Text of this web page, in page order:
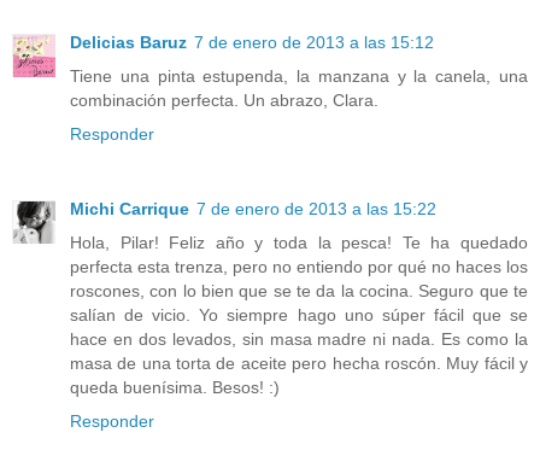
Delicias Baruz 7 de enero de 2013 a las 15:12
Tiene una pinta estupenda, la manzana y la canela, una
combinación perfecta. Un abrazo, Clara.
Responder
Michi Carrique 7 de enero de 2013 a las 15:22
Hola, Pilar! Feliz año y toda la pesca! Te ha quedado
perfecta esta trenza, pero no entiendo por qué no haces los
roscones, con lo bien que se te da la cocina. Seguro que te
salían de vicio. Yo siempre hago uno súper fácil que se
hace en dos levados, sin masa madre ni nada. Es como la
masa de una torta de aceite pero hecha roscón. Muy fácil y
queda buenísima. Besos! :)
Responder